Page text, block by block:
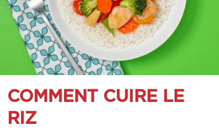
COMMENT CUIRE LE
RIZ